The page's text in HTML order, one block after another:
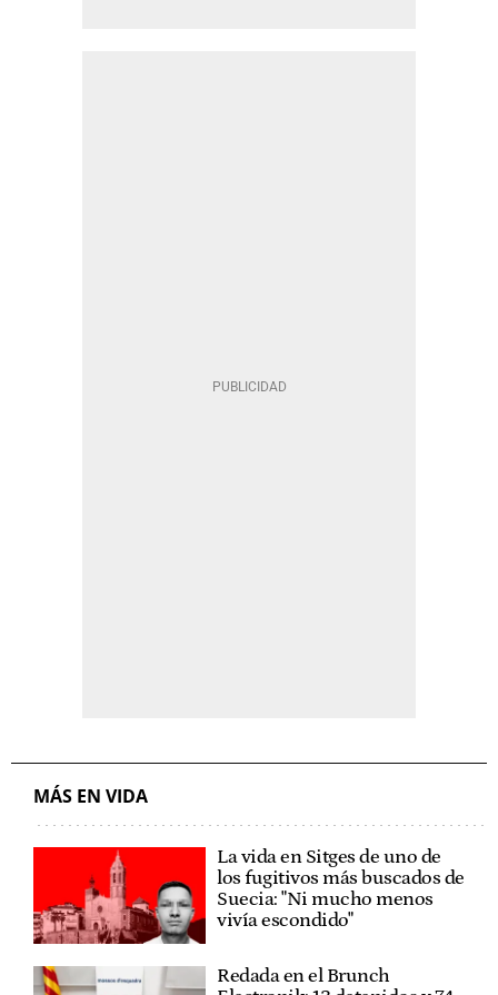
MÁS EN VIDA
La vida en Sitges de uno de
los fugitivos más buscados de
Suecia: "Ni mucho menos
vivía escondido"
Redada en el Brunch